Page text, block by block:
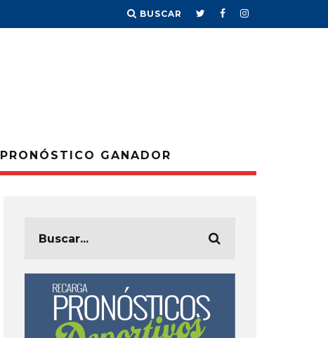
BUSCAR
PRONÓSTICO GANADOR